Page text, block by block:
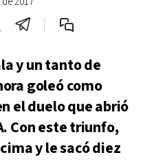
y un tanto de
goleó como
el duelo que abrió
Con este triunfo,
y le sacó diez